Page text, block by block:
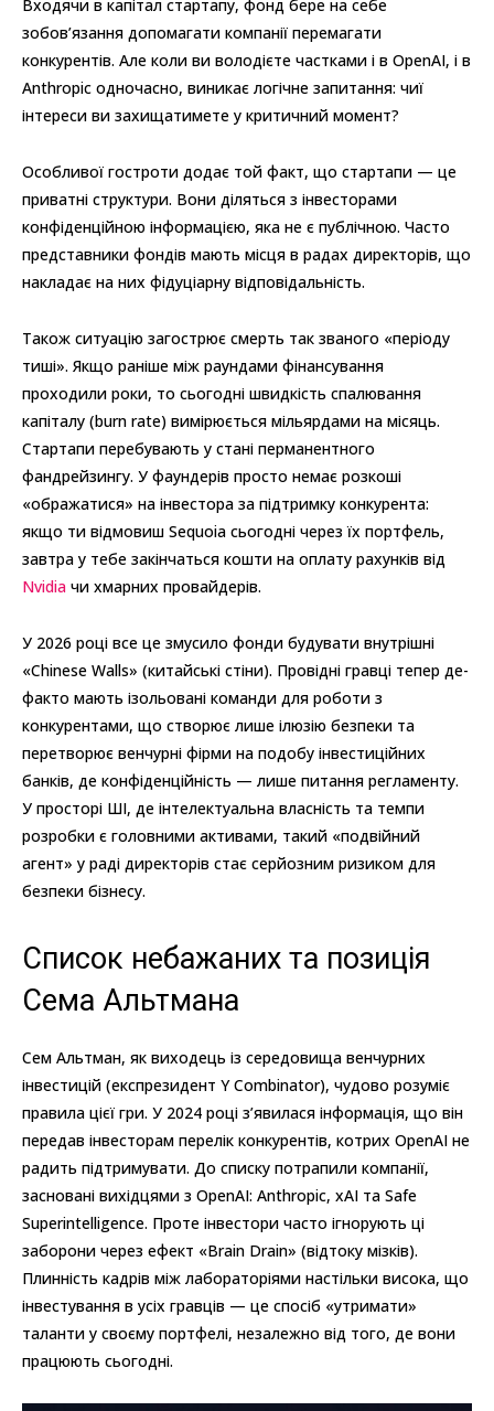
Входячи в капітал стартапу, фонд бере на себе
зобов’язання допомагати компанії перемагати
конкурентів. Але коли ви володієте частками і в OpenAI, і в
Anthropic одночасно, виникає логічне запитання: чиї
інтереси ви захищатимете у критичний момент?
Особливої гостроти додає той факт, що стартапи — це
приватні структури. Вони діляться з інвесторами
конфіденційною інформацією, яка не є публічною. Часто
представники фондів мають місця в радах директорів, що
накладає на них фідуціарну відповідальність.
Також ситуацію загострює смерть так званого «періоду
тиші». Якщо раніше між раундами фінансування
проходили роки, то сьогодні швидкість спалювання
капіталу (burn rate) вимірюється мільярдами на місяць.
Стартапи перебувають у стані перманентного
фандрейзингу. У фаундерів просто немає розкоші
«ображатися» на інвестора за підтримку конкурента:
якщо ти відмовиш Sequoia сьогодні через їх портфель,
завтра у тебе закінчаться кошти на оплату рахунків від
Nvidia чи хмарних провайдерів.
У 2026 році все це змусило фонди будувати внутрішні
«Chinese Walls» (китайські стіни). Провідні гравці тепер де-
факто мають ізольовані команди для роботи з
конкурентами, що створює лише ілюзію безпеки та
перетворює венчурні фірми на подобу інвестиційних
банків, де конфіденційність — лише питання регламенту.
У просторі ШІ, де інтелектуальна власність та темпи
розробки є головними активами, такий «подвійний
агент» у раді директорів стає серйозним ризиком для
безпеки бізнесу.
Список небажаних та позиція
Сема Альтмана
Сем Альтман, як виходець із середовища венчурних
інвестицій (експрезидент Y Combinator), чудово розуміє
правила цієї гри. У 2024 році з’явилася інформація, що він
передав інвесторам перелік конкурентів, котрих OpenAI не
радить підтримувати. До списку потрапили компанії,
засновані вихідцями з OpenAI: Anthropic, xAI та Safe
Superintelligence. Проте інвестори часто ігнорують ці
заборони через ефект «Brain Drain» (відтоку мізків).
Плинність кадрів між лабораторіями настільки висока, що
інвестування в усіх гравців — це спосіб «утримати»
таланти у своєму портфелі, незалежно від того, де вони
працюють сьогодні.